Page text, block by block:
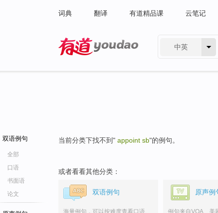
词典 翻译 有道精品课 云笔记
中英
双语例句
全部
口语
书面语
论文
当前分类下找不到" appoint sb"的例句。
或者看看其他分类：
双语例句 原声例